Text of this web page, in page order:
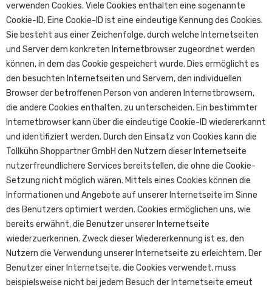
verwenden Cookies. Viele Cookies enthalten eine sogenannte
Cookie-ID. Eine Cookie-ID ist eine eindeutige Kennung des Cookies.
Sie besteht aus einer Zeichenfolge, durch welche Internetseiten
und Server dem konkreten Internetbrowser zugeordnet werden
können, in dem das Cookie gespeichert wurde. Dies ermöglicht es
den besuchten Internetseiten und Servern, den individuellen
Browser der betroffenen Person von anderen Internetbrowsern,
die andere Cookies enthalten, zu unterscheiden. Ein bestimmter
Internetbrowser kann über die eindeutige Cookie-ID wiedererkannt
und identifiziert werden. Durch den Einsatz von Cookies kann die
Tollkühn Shoppartner GmbH den Nutzern dieser Internetseite
nutzerfreundlichere Services bereitstellen, die ohne die Cookie-
Setzung nicht möglich wären. Mittels eines Cookies können die
Informationen und Angebote auf unserer Internetseite im Sinne
des Benutzers optimiert werden. Cookies ermöglichen uns, wie
bereits erwähnt, die Benutzer unserer Internetseite
wiederzuerkennen. Zweck dieser Wiedererkennung ist es, den
Nutzern die Verwendung unserer Internetseite zu erleichtern. Der
Benutzer einer Internetseite, die Cookies verwendet, muss
beispielsweise nicht bei jedem Besuch der Internetseite erneut